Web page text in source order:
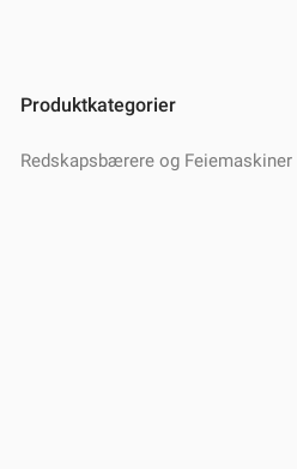
Produktkategorier
Redskapsbærere og Feiemaskiner